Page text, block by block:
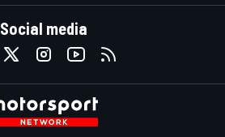
Social media